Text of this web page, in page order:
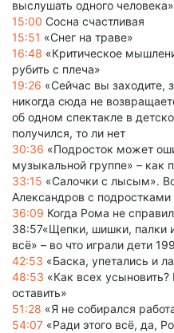
выслушать одного человека»
15:00 Сосна счастливая
15:51 «Снег на траве»
16:48 «Критическое
рубить с плеча»
19:26 «Сейчас вы заходите,
никогда сюда не
об одном спектакле в
получился, то ли нет
30:36 «Подросток может
музыкальной группе» – как
33:15 «Салочки с лысым».
Александров с подростками
36:09 Когда Рома не
38:57«Щепки, шишки, палки
всё» – во что играли дети
42:53 «Баска, упетались и
48:53 «Как всех
оставить»
51:28 «Я не собирался
54:07 «Ради этого всё, да,